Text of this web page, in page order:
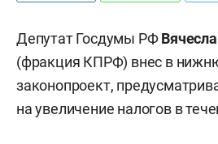
Депутат Госдумы РФ
(фракция КПРФ) внес в
законопроект,
на увеличение налогов в